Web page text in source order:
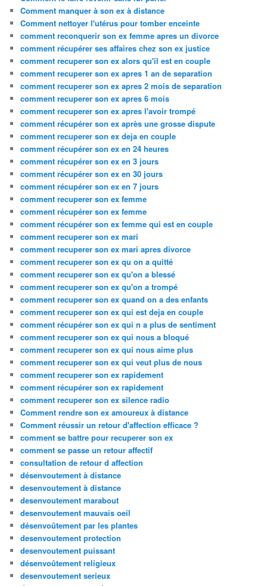
Comment manquer à son ex à distance
Comment nettoyer l'utérus pour tomber enceinte
comment reconquerir son ex femme apres un divorce
comment récupérer ses affaires chez son ex justice
comment recuperer son ex alors qu'il est en couple
comment recuperer son ex apres 1 an de separation
comment recuperer son ex apres 2 mois de separation
comment recuperer son ex apres 6 mois
comment recuperer son ex apres l'avoir trompé
comment récupérer son ex après une grosse dispute
comment recuperer son ex deja en couple
comment récupérer son ex en 24 heures
comment récupérer son ex en 3 jours
comment récupérer son ex en 30 jours
comment récupérer son ex en 7 jours
comment recuperer son ex femme
comment récupérer son ex femme
comment récupérer son ex femme qui est en couple
comment recuperer son ex mari
comment recuperer son ex mari apres divorce
comment recuperer son ex qu on a quitté
comment recuperer son ex qu'on a blessé
comment recuperer son ex qu'on a trompé
comment recuperer son ex quand on a des enfants
comment recuperer son ex qui est deja en couple
comment récupérer son ex qui n a plus de sentiment
comment recuperer son ex qui nous a bloqué
comment recuperer son ex qui nous aime plus
comment recuperer son ex qui veut plus de nous
comment recuperer son ex rapidement
comment récupérer son ex rapidement
comment recuperer son ex silence radio
Comment rendre son ex amoureux à distance
Comment réussir un retour d'affection efficace ?
comment se battre pour recuperer son ex
comment se passe un retour affectif
consultation de retour d affection
désenvoutement à distance
desenvoutement à distance
desenvoutement marabout
desenvoutement mauvais oeil
désenvoûtement par les plantes
desenvoutement protection
desenvoutement puissant
désenvoûtement religieux
desenvoutement serieux